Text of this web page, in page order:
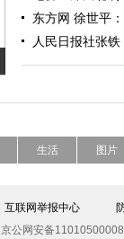
东方网 徐世平
人民日报社张
生活 图片
互联网举报中心
京公网安备